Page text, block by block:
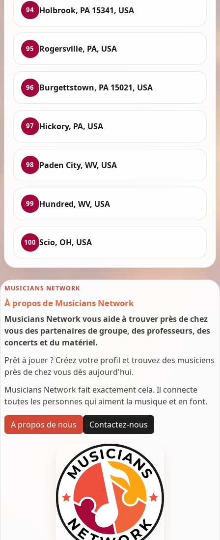
94 Holbrook, PA 15341, USA
95 Rogersville, PA, USA
96 Burgettstown, PA 15021, USA
97 Hickory, PA, USA
98 Paden City, WV, USA
99 Hundred, WV, USA
100 Scio, OH, USA
MUSICIANS NETWORK
À propos de Musicians Network
Musicians Network vous aide à trouver près de chez
vous des partenaires de groupe, des professeurs, des
concerts et du matériel.
Prêt à jouer ? Créez votre profil et trouvez des musiciens
près de chez vous dès aujourd'hui.
Musicians Network fait exactement cela. Il connecte
toutes les personnes qui aiment la musique et en font.
A propos de nous Contactez-nous